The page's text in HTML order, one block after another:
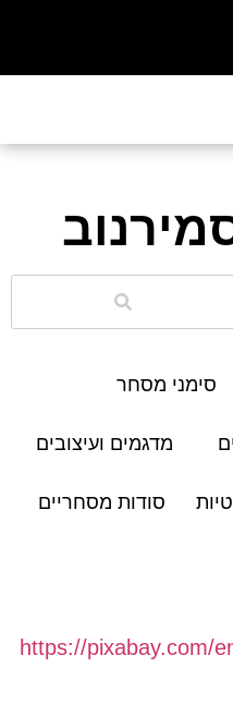
סימני מסחר
מדגמים ועיצובים
סודות מסחריים